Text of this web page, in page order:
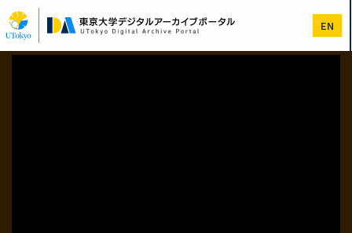
イ
ン
コ
EN